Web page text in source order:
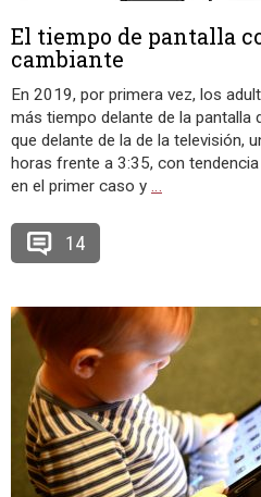
El tiempo de pantalla
cambiante
En 2019, por primera vez, los
más tiempo delante de la pantalla
que delante de la de la televisión,
horas frente a 3:35, con
en el primer caso y …
14